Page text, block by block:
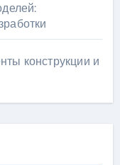
конструкции и